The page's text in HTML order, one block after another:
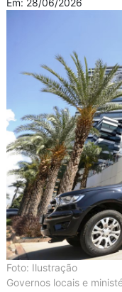
Foto: Ilustração
Governos locais e